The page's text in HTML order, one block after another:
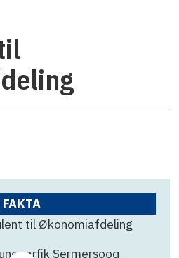
FAKTA
til Økonomiafdeling
Sermersooq